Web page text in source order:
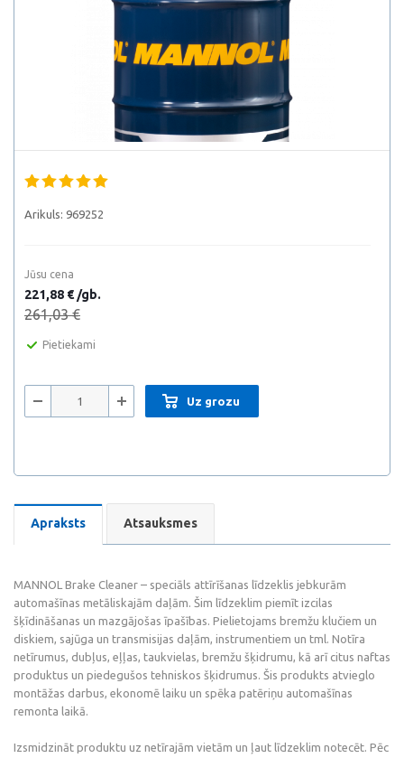
Arikuls: 969252
Jūsu cena
221,88 € /gb.
261,03 €
Pietiekami
Uz grozu
Apraksts Atsauksmes
MANNOL Brake Cleaner – speciāls attīrīšanas līdzeklis jebkurām
automašīnas metāliskajām daļām. Šim līdzeklim piemīt izcilas
šķīdināšanas un mazgājošas īpašības. Pielietojams bremžu klučiem un
diskiem, sajūga un transmisijas daļām, instrumentiem un tml. Notīra
netīrumus, dubļus, eļļas, taukvielas, bremžu šķidrumu, kā arī citus naftas
produktus un piedegušos tehniskos šķidrumus. Šis produkts atvieglo
montāžas darbus, ekonomē laiku un spēka patēriņu automašīnas
remonta laikā.
Izsmidzināt produktu uz netīrajām vietām un ļaut līdzeklim notecēt. Pēc